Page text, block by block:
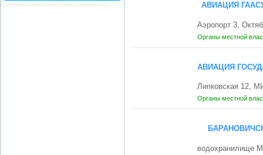
АВИАЦИЯ
Аэропорт 3,
Органы местной
АВИАЦИЯ
Липковская 12,
Органы местной
водохранилище